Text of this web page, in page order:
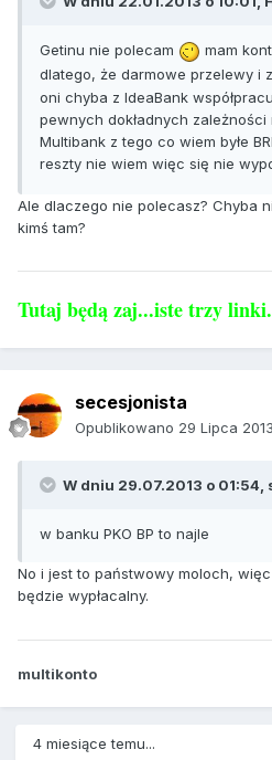
Getinu nie polecam
mam
dlatego, że darmowe przelewy i
oni chyba z IdeaBank
pewnych dokładnych zależności
Multibank z tego co wiem byłe
reszty nie wiem więc się nie
Ale dlaczego nie polecasz? Chyba
kimś tam?
Tutaj będą zaj...iste trzy
secesjonista
Opublikowano 29 Lipca 2013
W dniu 29.07.2013 o 01:54,
w banku PKO BP to najle
No i jest to państwowy moloch,
będzie wypłacalny.
multikonto
4 miesiące temu...